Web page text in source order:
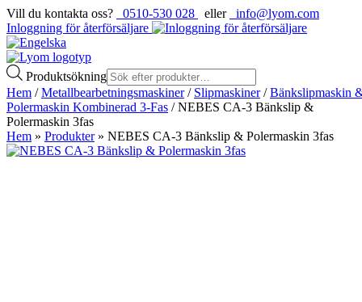
Vill du kontakta oss? 0510-530 028 eller
info@lyom.com
Inloggning för återförsäljare
Produktsökning
Hem /Metallbearbetningsmaskiner/ Slipmaskiner/Bänkslipmaskin
Polermaskin Kombinerad 3-Fas / NEBES CA-3 Bänkslip &
Polermaskin 3fas
Hem » Produkter» NEBES CA-3 Bänkslip & Polermaskin 3fas